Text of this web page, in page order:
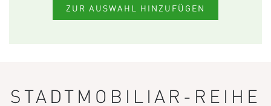
ZUR AUSWAHL HINZUFÜGEN
STADTMOBILIAR-REIHE